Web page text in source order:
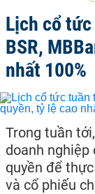
Lịch cổ
BSR,
nhất 100%
Trong tuần
doanh nghiệp
quyền để
và cổ phiếu